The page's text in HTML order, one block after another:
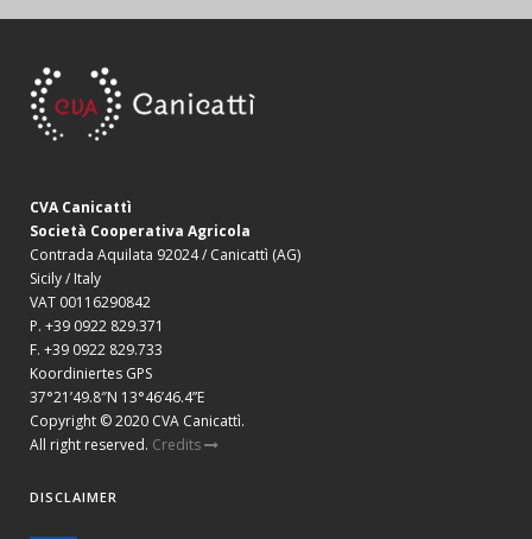
CVA Canicattì
Società Cooperativa Agricola
Contrada Aquilata 92024 / Canicattì (AG)
Sicily / Italy
VAT 00116290842
P. +39 0922 829.371
F. +39 0922 829.733
Koordiniertes GPS
37°21’49.8″N 13°46’46.4”E
Copyright © 2020 CVA Canicattì.
All right reserved. Credits
DISCLAIMER